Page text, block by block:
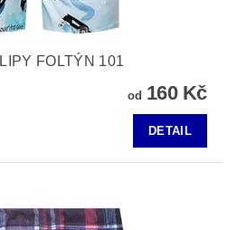
FOLTÝN 101
od 160 Kč
DETAIL